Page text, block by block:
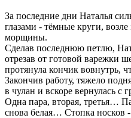
За последние дни Наталья
глазами - тёмные круги,
морщины.
Сделав последнюю петлю,
отрезав от готовой варежки
протянула кончик вовнутрь,
Закончив работу, тяжело
в чулан и вскоре вернулась с
Одна пара, вторая, третья…
снова белая… Стопка носков